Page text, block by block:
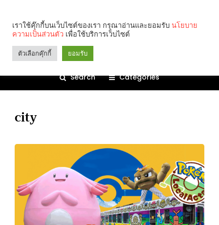
Search Categories
city
เราใช้คุ๊กกี้บนเว็บไซต์ของเรา กรุณาอ่านและยอมรับ นโยบาย
ความเป็นส่วนตัว เพื่อใช้บริการเว็บไซต์
ตัวเลือกคุ๊กกี้ ยอมรับ